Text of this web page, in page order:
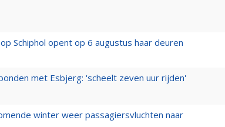
Schiphol opent op 6 augustus haar deuren
met Esbjerg: 'scheelt zeven uur rijden'
winter weer passagiersvluchten naar